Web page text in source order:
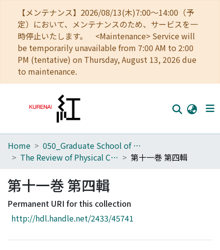
【メンテナンス】2026/08/13(木)7:00～14:00（予
定）において、メンテナンスのため、サービスを一
時停止いたします。 <Maintenance> Service will
be temporarily unavailable from 7:00 AM to 2:00
PM (tentative) on Thursday, August 13, 2026 due
to maintenance.
Home
Browse
Download Ranking
Access Statistics
Home
050_Graduate School of Science
The Review of Physical Chemistry of Japan
第十一巻 第四輯
第十一巻 第四輯
Permanent URI for this collection
http://hdl.handle.net/2433/45741